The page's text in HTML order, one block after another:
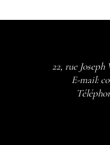
22, rue
E-mail: